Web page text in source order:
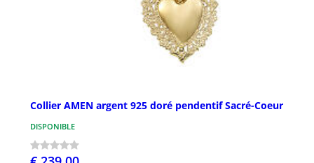
Collier AMEN argent 925 doré pendentif Sacré-Coeur
DISPONIBLE